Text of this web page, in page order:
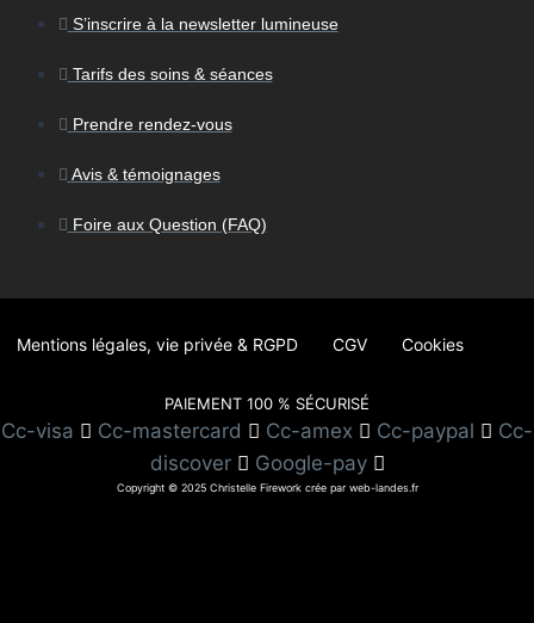
S’inscrire à la newsletter lumineuse
Tarifs des soins & séances
Prendre rendez-vous
Avis & témoignages
Foire aux Question (FAQ)
Mentions légales, vie privée & RGPD CGV Cookies
PAIEMENT 100 % SÉCURISÉ
Cc-visa Cc-mastercard Cc-amex Cc-paypal
Cc-
discover
Google-pay
Copyright © 2025 Christelle Firework crée par web-landes.fr